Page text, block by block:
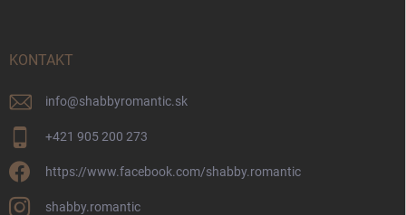
KONTAKT
info@shabbyromantic.sk
+421 905 200 273
https://www.facebook.com/shabby.romantic
shabby.romantic